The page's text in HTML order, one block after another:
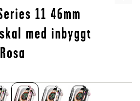
11 46mm
med inbyggt